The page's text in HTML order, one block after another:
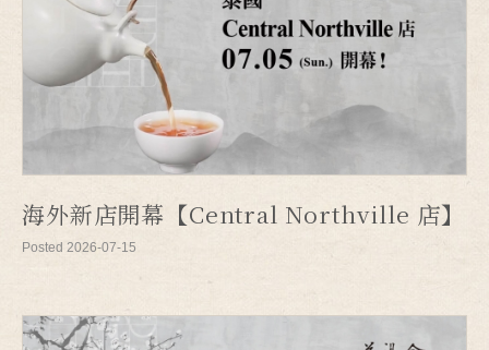
海外新店開幕【Central Northville 店】
Posted 2026-07-15